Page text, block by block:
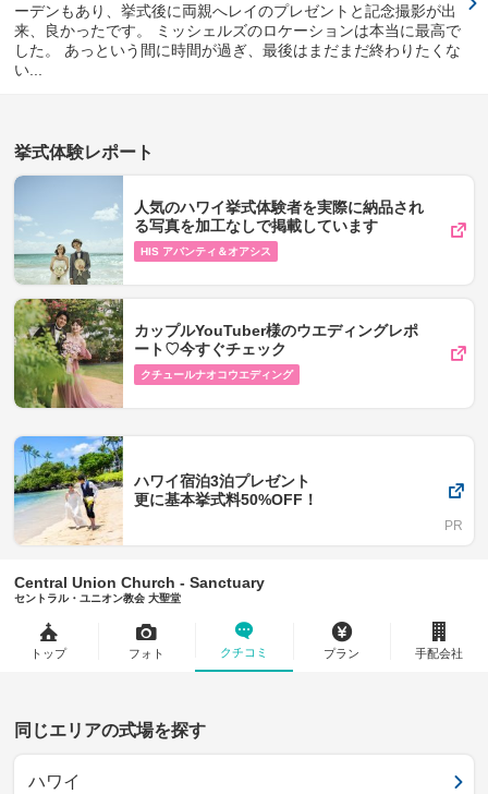
ーデンもあり、挙式後に両親へレイのプレゼントと記念撮影が出
来、良かったです。 ミッシェルズのロケーションは本当に最高で
した。 あっという間に時間が過ぎ、最後はまだまだ終わりたくな
い...
挙式体験レポート
人気のハワイ挙式体験者を実際に納品され
る写真を加工なしで掲載しています
HIS アバンティ＆オアシス
カップルYouTuber様のウエディングレポ
ート♡今すぐチェック
クチュールナオコウエディング
ハワイ宿泊3泊プレゼント
更に基本挙式料50%OFF！
Central Union Church - Sanctuary
セントラル・ユニオン教会 大聖堂
トップ フォト クチコミ プラン 手配会社
同じエリアの式場を探す
ハワイ